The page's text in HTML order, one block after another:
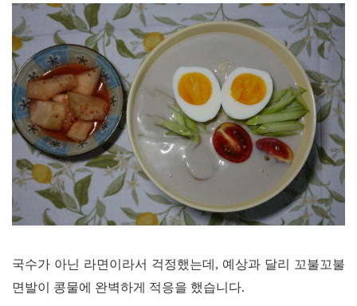
국수가 아닌 라면이라서 걱정했는데 , 예상과 달리 꼬불꼬불
면발이 콩물에 완벽하게 적응을 했습니다.